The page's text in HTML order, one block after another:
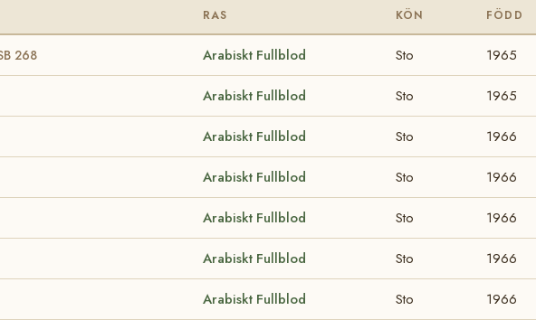
RAS KÖN FÖDD
268 Arabiskt Fullblod Sto 1965
Arabiskt Fullblod Sto 1965
Arabiskt Fullblod Sto 1966
Arabiskt Fullblod Sto 1966
Arabiskt Fullblod Sto 1966
Arabiskt Fullblod Sto 1966
Arabiskt Fullblod Sto 1966